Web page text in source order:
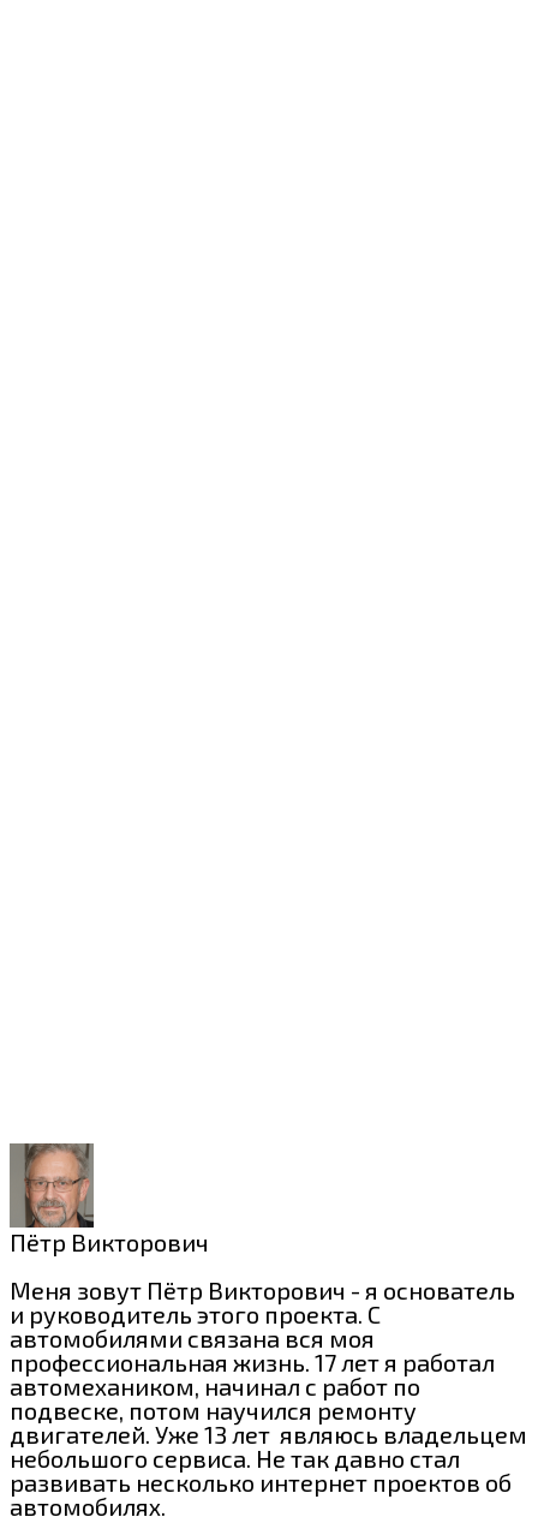
Пётр Викторович
Меня зовут Пётр Викторович - я основатель
и руководитель этого проекта. С
автомобилями связана вся моя
профессиональная жизнь. 17 лет я работал
автомехаником, начинал с работ по
подвеске, потом научился ремонту
двигателей. Уже 13 лет являюсь владельцем
небольшого сервиса. Не так давно стал
развивать несколько интернет проектов об
автомобилях.